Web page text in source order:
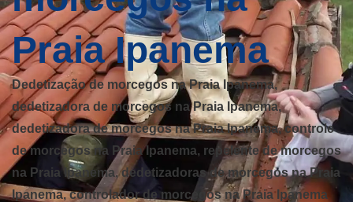
Praia Ipanema
Dedetização de morcegos na Praia Ipanema,
dedetizadora de morcegos na Praia Ipanema,
dedetizadora de morcegos na Praia Ipanema, controle
de morcegos na Praia Ipanema, repelente de morcegos
na Praia Ipanema, dedetizadoras de morcegos na Praia
Ipanema, controlador de morcegos na Praia Ipanema